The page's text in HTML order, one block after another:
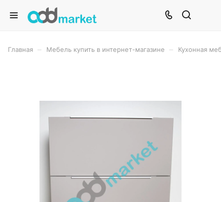
Главная Мебель купить в интернет-магазине Кухонная